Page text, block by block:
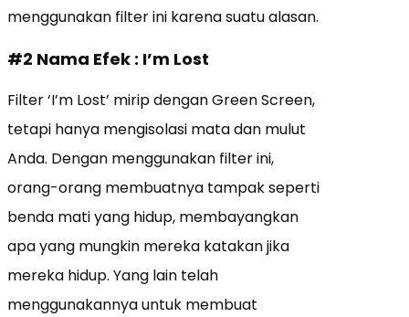
menggunakan filter ini karena suatu alasan.
#2 Nama Efek : I’m Lost
Filter ‘I’m Lost’ mirip dengan Green Screen,
tetapi hanya mengisolasi mata dan mulut
Anda. Dengan menggunakan filter ini,
orang-orang membuatnya tampak seperti
benda mati yang hidup, membayangkan
apa yang mungkin mereka katakan jika
mereka hidup. Yang lain telah
menggunakannya untuk membuat